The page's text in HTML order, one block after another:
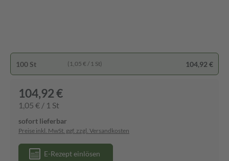
100 St (1,05 € / 1 St) 104,92 €
104,92 €
1,05 € / 1 St
sofort lieferbar
Preise inkl. MwSt. ggf. zzgl. Versandkosten
E-Rezept einlösen